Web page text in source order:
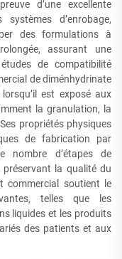
d’une excellente
d’enrobage,
des formulations à
assurant une
de compatibilité
de diménhydrinate
est exposé aux
la granulation, la
propriétés physiques
de fabrication par
nombre d’étapes de
la qualité du
commercial soutient le
telles que les
liquides et les produits
des patients et aux